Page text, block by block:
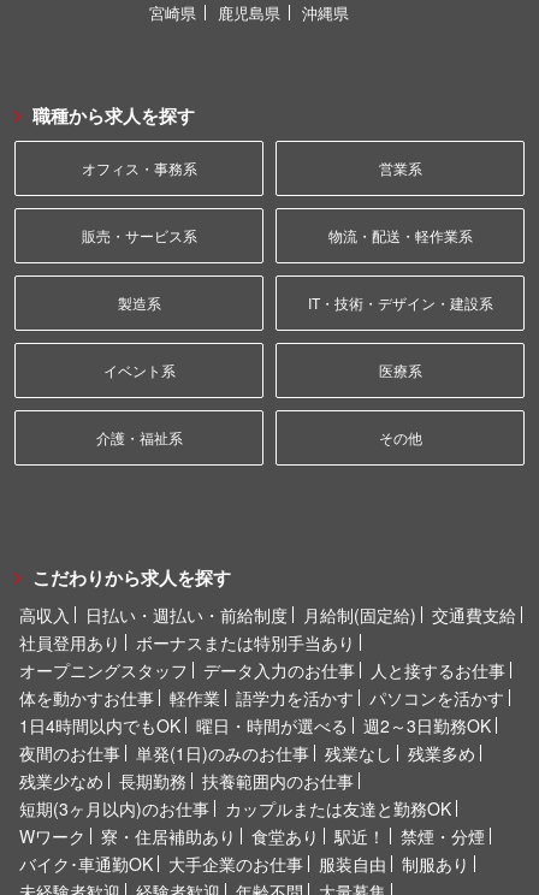
宮崎県
鹿児島県 沖縄県
職種から求人を探す
オフィス・事務系 営業系
販売・サービス系 物流・配送・軽作業系
製造系 IT・技術・デザイン・建設系
イベント系 医療系
介護・福祉系 その他
こだわりから求人を探す
高収入 日払い・週払い・前給制度 月給制(固定給)
交通費支給
社員登用あり
ボーナスまたは特別手当あり
オープニングスタッフ
データ入力のお仕事
人と接するお仕事
体を動かすお仕事
軽作業 語学力を活かす
パソコンを活かす
1日4時間以内でもOK
曜日・時間が選べる
週2～3日勤務OK
夜間のお仕事
単発(1日)のみのお仕事 残業なし
残業多め
残業少なめ
長期勤務
扶養範囲内のお仕事
短期(3ヶ月以内)のお仕事
カップルまたは友達と勤務OK
Wワーク
寮・住居補助あり 食堂あり 駅近！
禁煙・分煙
バイク･車通勤OK
大手企業のお仕事 服装自由
制服あり